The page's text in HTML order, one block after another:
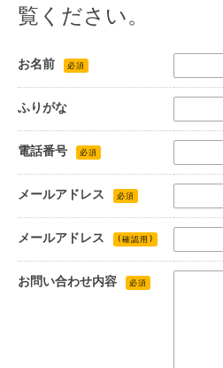
覧ください。
お名前 必須
ふりがな
電話番号 必須
メールアドレス 必須
メールアドレス (確認用)
お問い合わせ内容 必須